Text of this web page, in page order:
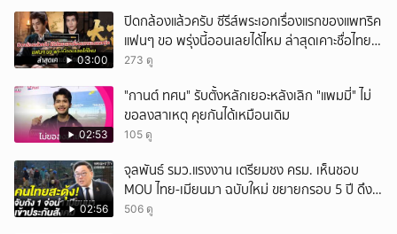
03:00
ปิดกล้องแล้วครับ ซีรีส์พระเอกเรื่องแรกของแพทริค
แฟนๆ ขอ พรุ่งนี้ออนเลยได้ไหม ล่าสุดเคาะชื่อไทย
แล้ว
273 ดู
02:53
"กานต์ ทศน" รับตั้งหลักเยอะหลังเลิก "แพมมี่" ไม่
ขอลงสาเหตุ คุยกันได้เหมือนเดิม
105 ดู
02:56
จุลพันธ์ รมว.แรงงาน เตรียมชง ครม. เห็นชอบ
MOU ไทย-เมียนมา ฉบับใหม่ ขยายกรอบ 5 ปี ดึง
แรงงานเข้าระบบ
506 ดู